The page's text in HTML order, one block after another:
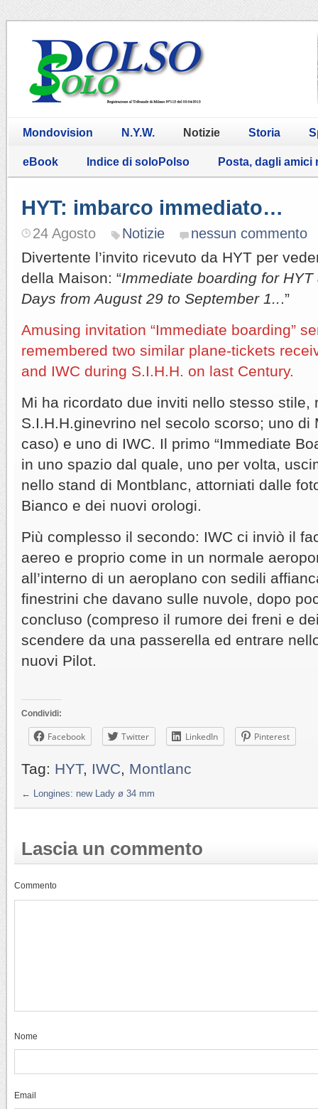
Mondovision N.Y.W. Notizie Storia
eBook Indice di soloPolso Posta, dagli amici
HYT: imbarco immediato…
24 Agosto Notizie nessun commento
Divertente l’invito ricevuto da HYT per
della Maison: “Immediate boarding for
Days from August 29 to September 1..
.”
Amusing invitation “Immediate boarding”
remembered two similar plane-tickets
and IWC during S.I.H.H. on last Century.
Mi ha ricordato due inviti nello stesso stile,
S.I.H.H.ginevrino nel secolo scorso; uno di
caso) e uno di IWC. Il primo “Immediate
in uno spazio dal quale, uno per volta,
nello stand di Montblanc, attorniati dalle
Bianco e dei nuovi orologi.
Più complesso il secondo: IWC ci inviò il
aereo e proprio come in un normale
all’interno di un aeroplano con sedili
finestrini che davano sulle nuvole, dopo
concluso (compreso il rumore dei freni e
scendere da una passerella ed entrare
nuovi Pilot.
Condividi:
Facebook Twitter LinkedIn Pinterest
Tag: HYT, IWC Montlanc
← Longines: new Lady ø 34 mm
Lascia un commento
Commento
Nome
Email